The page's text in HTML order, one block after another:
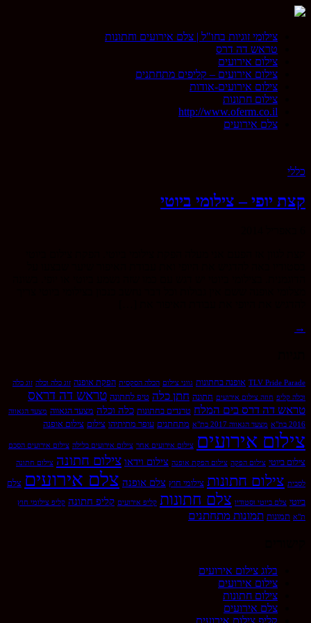
צילומי זוגיות בחו"ל | צלם אירועים וחתונות
טראש דה דרס
צילום אירועים
צילום אירועים – קליפים מתחתנים
צילום אירועים-אודות
צילום חתונות
http://www.oferm.co.il
צלם אירועים
כללי
קצת יופי – צילומי ביוטי
→
TLV Pride Parade אופנה בחתונות גווני צילום הכלה הסקסית הפקת אופנה זוג כלה וכלה זוג כלה
וכלה קליפ חוזה צילום אירועים חתונה חתן כלה טיפ לחתונה טראש דה דראס
טראש דה דרס בים המלח טרנדים בחתונות כלה וכלה מצעד הגאווה מצעד הגאווה
2016 בת"א
מצעד הגאווה 2017 בת"א מתחתנים עופר מתיתיהו צילום צילום אופנה
צילום אירועים צילום אירועים אחר צילום אירועים בלילה צילום אירועים הסכם
צילום ביוטי צילום הפקה צילום הפקת אופנה צילום וידאו צילום חתונה צילום חתונה
לסבית צילום חתונות צילומי חוץ צלם אופנה צלם אירועים צלם
ביוטי צלם ביוטי וסטודיו צלם חתונות קליפ אירועים קליפ חתונה קליפ צילומי חוץ
ת"א תמונות תמונות מתחתנים
בלוג צילום אירועים
צילום אירועים
צילום חתונות
צלם אירועים
קליפ צילום אירועים